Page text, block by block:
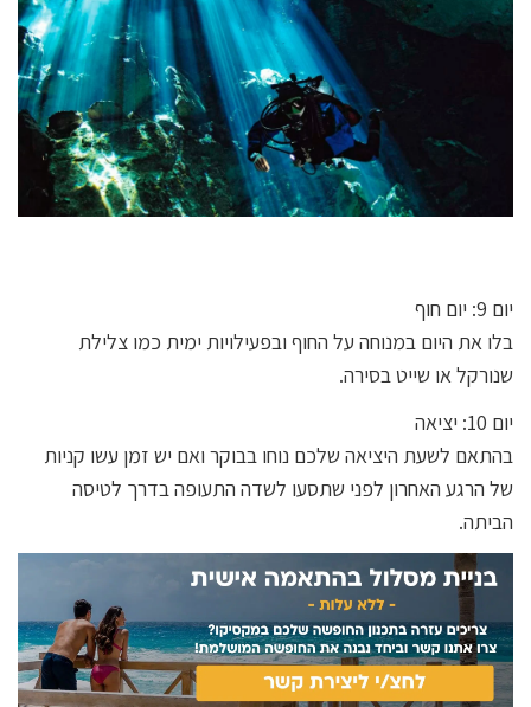
יום 9: יום חוף
בלו את היום במנוחה על החוף ובפעילויות ימית כמו צלילת
שנורקל או שייט בסירה.
יום 10: יציאה
בהתאם לשעת היציאה שלכם נוחו בבוקר ואם יש זמן עשו קניות
של הרגע האחרון לפני שתסעו לשדה התעופה בדרך לטיסה
הביתה.